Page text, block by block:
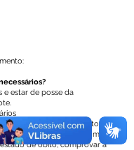
e estar de posse da
do sepultamento,
de documento com
de óbito, comprovar a